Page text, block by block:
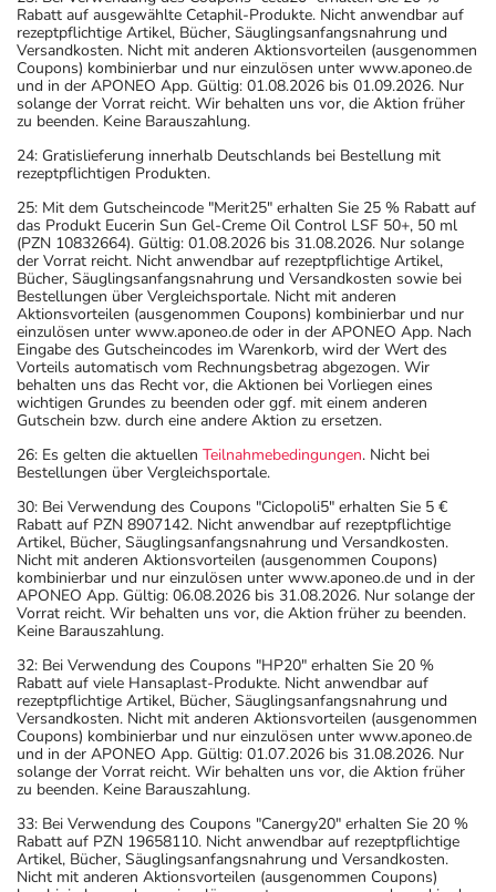
Rabatt auf ausgewählte Cetaphil-Produkte. Nicht anwendbar auf
rezeptpflichtige Artikel, Bücher, Säuglingsanfangsnahrung und
Versandkosten. Nicht mit anderen Aktionsvorteilen (ausgenommen
Coupons) kombinierbar und nur einzulösen unter www.aponeo.de
und in der APONEO App. Gültig: 01.08.2026 bis 01.09.2026. Nur
solange der Vorrat reicht. Wir behalten uns vor, die Aktion früher
zu beenden. Keine Barauszahlung.
24: Gratislieferung innerhalb Deutschlands bei Bestellung mit
rezeptpflichtigen Produkten.
25: Mit dem Gutscheincode "Merit25" erhalten Sie 25 % Rabatt auf
das Produkt Eucerin Sun Gel-Creme Oil Control LSF 50+, 50 ml
(PZN 10832664). Gültig: 01.08.2026 bis 31.08.2026. Nur solange
der Vorrat reicht. Nicht anwendbar auf rezeptpflichtige Artikel,
Bücher, Säuglingsanfangsnahrung und Versandkosten sowie bei
Bestellungen über Vergleichsportale. Nicht mit anderen
Aktionsvorteilen (ausgenommen Coupons) kombinierbar und nur
einzulösen unter www.aponeo.de oder in der APONEO App. Nach
Eingabe des Gutscheincodes im Warenkorb, wird der Wert des
Vorteils automatisch vom Rechnungsbetrag abgezogen. Wir
behalten uns das Recht vor, die Aktionen bei Vorliegen eines
wichtigen Grundes zu beenden oder ggf. mit einem anderen
Gutschein bzw. durch eine andere Aktion zu ersetzen.
26: Es gelten die aktuellen Teilnahmebedingungen. Nicht bei
Bestellungen über Vergleichsportale.
30: Bei Verwendung des Coupons "Ciclopoli5" erhalten Sie 5 €
Rabatt auf PZN 8907142. Nicht anwendbar auf rezeptpflichtige
Artikel, Bücher, Säuglingsanfangsnahrung und Versandkosten.
Nicht mit anderen Aktionsvorteilen (ausgenommen Coupons)
kombinierbar und nur einzulösen unter www.aponeo.de und in der
APONEO App. Gültig: 06.08.2026 bis 31.08.2026. Nur solange der
Vorrat reicht. Wir behalten uns vor, die Aktion früher zu beenden.
Keine Barauszahlung.
32: Bei Verwendung des Coupons "HP20" erhalten Sie 20 %
Rabatt auf viele Hansaplast-Produkte. Nicht anwendbar auf
rezeptpflichtige Artikel, Bücher, Säuglingsanfangsnahrung und
Versandkosten. Nicht mit anderen Aktionsvorteilen (ausgenommen
Coupons) kombinierbar und nur einzulösen unter www.aponeo.de
und in der APONEO App. Gültig: 01.07.2026 bis 31.08.2026. Nur
solange der Vorrat reicht. Wir behalten uns vor, die Aktion früher
zu beenden. Keine Barauszahlung.
33: Bei Verwendung des Coupons "Canergy20" erhalten Sie 20 %
Rabatt auf PZN 19658110. Nicht anwendbar auf rezeptpflichtige
Artikel, Bücher, Säuglingsanfangsnahrung und Versandkosten.
Nicht mit anderen Aktionsvorteilen (ausgenommen Coupons)